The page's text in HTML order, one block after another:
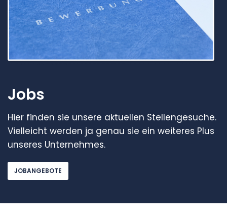
Jobs
Hier finden sie unsere aktuellen Stellengesuche.
Vielleicht werden ja genau sie ein weiteres Plus
unseres Unternehmes.
JOBANGEBOTE